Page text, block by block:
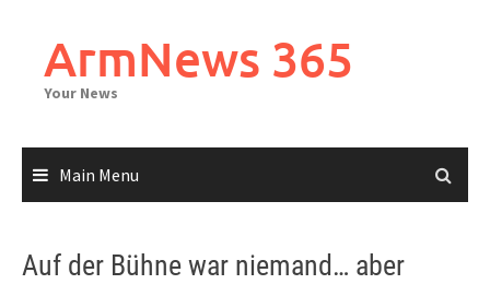
contentArmNews 365
Your News
Main Menu
Auf der Bühne war niemand… aber